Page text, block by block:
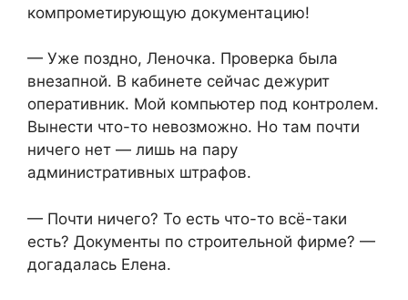
компрометирующую документацию!
— Уже поздно, Леночка. Проверка была
внезапной. В кабинете сейчас дежурит
оперативник. Мой компьютер под контролем.
Вынести что-то невозможно. Но там почти
ничего нет — лишь на пару
административных штрафов.
— Почти ничего? То есть что-то всё-таки
есть? Документы по строительной фирме? —
догадалась Елена.